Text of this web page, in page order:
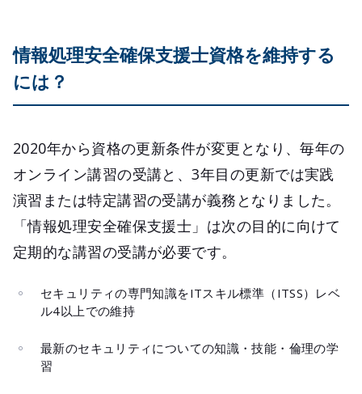
情報処理安全確保支援士資格を維持する
には？
2020年から資格の更新条件が変更となり、毎年の
オンライン講習の受講と、3年目の更新では実践
演習または特定講習の受講が義務となりました。
「情報処理安全確保支援士」は次の目的に向けて
定期的な講習の受講が必要です。
セキュリティの専門知識をITスキル標準（ITSS）レベ
ル4以上での維持
最新のセキュリティについての知識・技能・倫理の学
習